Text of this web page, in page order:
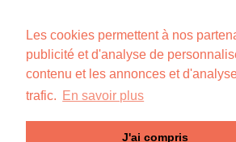
Les cookies permettent à nos
publicité et d'analyse de
contenu et les annonces et
trafic. En savoir plus
J'ai compris